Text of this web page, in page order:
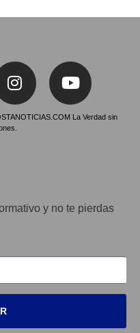
La Verdad sin
y no te pierdas